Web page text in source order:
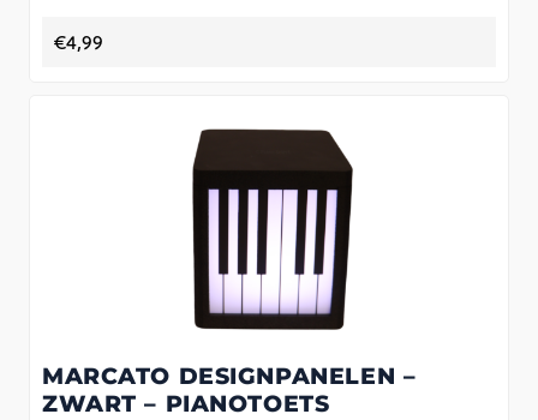
€4,99
MARCATO DESIGNPANELEN –
ZWART – PIANOTOETS